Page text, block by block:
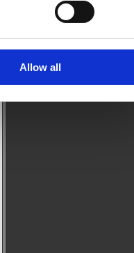
Allow all